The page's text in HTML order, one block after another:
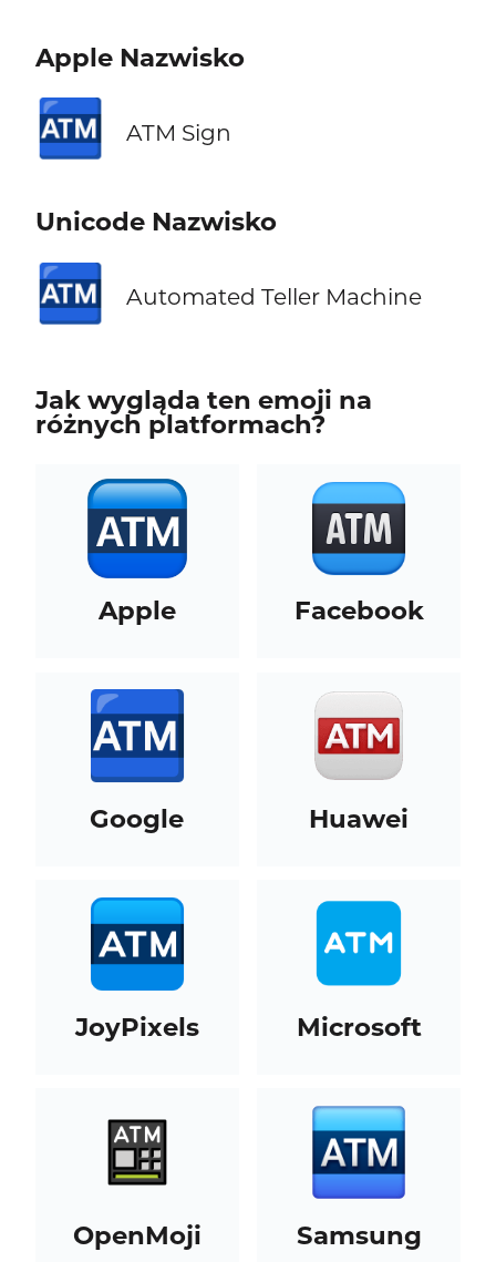
Apple Nazwisko
🏧 ATM Sign
Unicode Nazwisko
🏧 Automated Teller Machine
Jak wygląda ten emoji na
różnych platformach?
Apple Facebook
Google Huawei
JoyPixels Microsoft
OpenMoji Samsung